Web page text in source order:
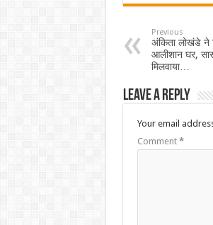
Previous
अंकिता लोखंडे ने
आलीशान घर,
मिलवाया…
Leave a Reply
Your email
Comment *